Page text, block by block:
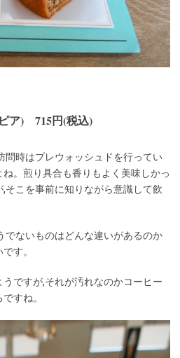
ア) 715円(税込)
問時はプレウォッシュドを行ってい
。煎り具合も香りもよく美味しかっ
そこを事前に知りながら意識して飲
でないものはどんな違いがあるのか
す。
ですが,それが汚れなのかコーヒー
すね。